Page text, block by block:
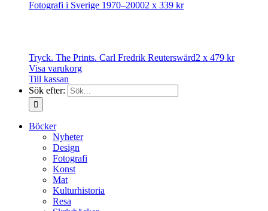
Fotografi i Sverige 1970–20002 x 339 kr
Tryck. The Prints. Carl Fredrik Reuterswärd2 x 479 kr
Visa varukorg
Till kassan
Sök efter:
Böcker
Nyheter
Design
Fotografi
Konst
Mat
Kulturhistoria
Resa